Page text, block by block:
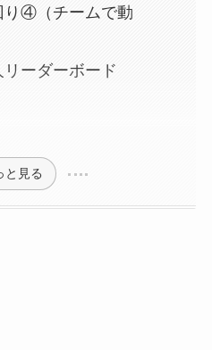
り④（チームで動
ーダーボード
と見る